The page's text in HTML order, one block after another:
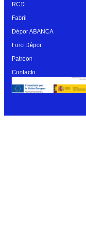
RCD
Fabril
Dépor ABANCA
Foro Dépor
Patreon
Contacto